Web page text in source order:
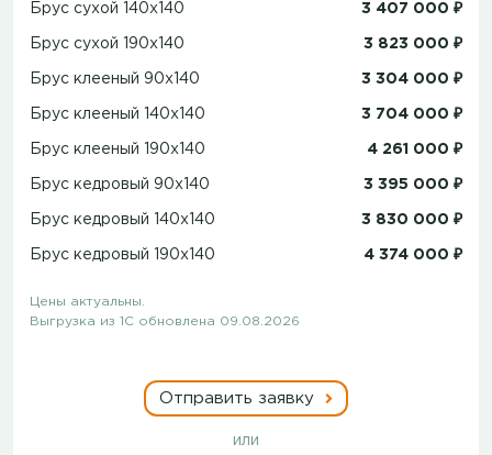
Брус сухой 140x140 3 407 000 ₽
Брус сухой 190x140 3 823 000 ₽
Брус клееный 90x140 3 304 000 ₽
Брус клееный 140x140 3 704 000 ₽
Брус клееный 190x140 4 261 000 ₽
Брус кедровый 90x140 3 395 000 ₽
Брус кедровый 140x140 3 830 000 ₽
Брус кедровый 190x140 4 374 000 ₽
Цены актуальны.
Выгрузка из 1С обновлена 09.08.2026
Отправить заявку
или